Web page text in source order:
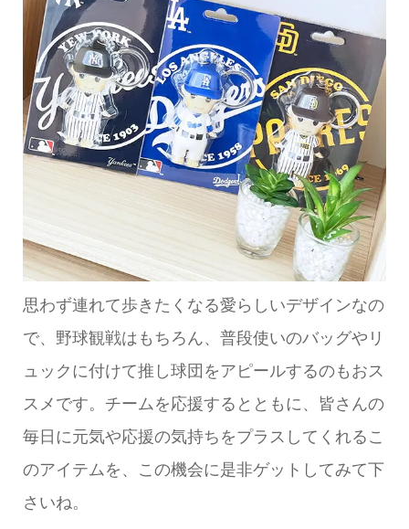
思わず連れて歩きたくなる愛らしいデザインなの
で、野球観戦はもちろん、普段使いのバッグやリ
ュックに付けて推し球団をアピールするのもおス
スメです。チームを応援するとともに、皆さんの
毎日に元気や応援の気持ちをプラスしてくれるこ
のアイテムを、この機会に是非ゲットしてみて下
さいね。